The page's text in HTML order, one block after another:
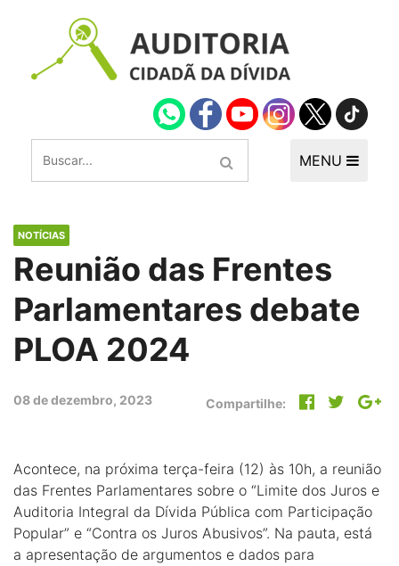
MENU
NOTÍCIAS
Reunião das Frentes
Parlamentares debate
PLOA 2024
08 de dezembro, 2023 Compartilhe:
Acontece, na próxima terça-feira (12) às 10h, a reunião
das Frentes Parlamentares sobre o “Limite dos Juros e
Auditoria Integral da Dívida Pública com Participação
Popular” e “Contra os Juros Abusivos”. Na pauta, está
a apresentação de argumentos e dados para